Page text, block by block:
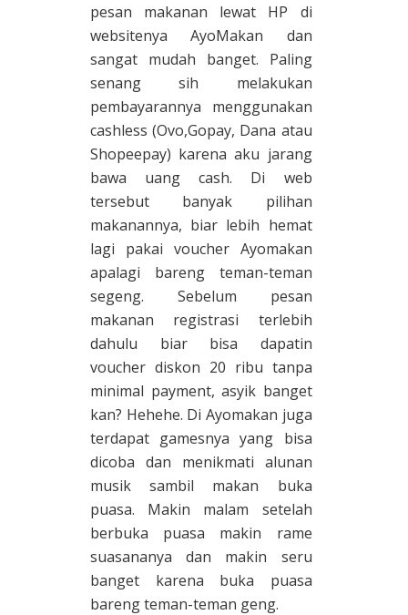
pesan makanan lewat HP di
websitenya AyoMakan dan
sangat mudah banget. Paling
senang sih melakukan
pembayarannya menggunakan
cashless (Ovo,Gopay, Dana atau
Shopeepay) karena aku jarang
bawa uang cash. Di web
tersebut banyak pilihan
makanannya, biar lebih hemat
lagi pakai voucher Ayomakan
apalagi bareng teman-teman
segeng. Sebelum pesan
makanan registrasi terlebih
dahulu biar bisa dapatin
voucher diskon 20 ribu tanpa
minimal payment, asyik banget
kan? Hehehe. Di Ayomakan juga
terdapat gamesnya yang bisa
dicoba dan menikmati alunan
musik sambil makan buka
puasa. Makin malam setelah
berbuka puasa makin rame
suasananya dan makin seru
banget karena buka puasa
bareng teman-teman geng.